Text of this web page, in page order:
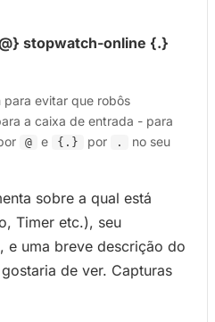
stopwatch-online {.}
para evitar que robôs
a caixa de entrada - para
@ e {.} por .
no seu
sobre a qual está
Timer etc.), seu
e uma breve descrição do
de ver. Capturas